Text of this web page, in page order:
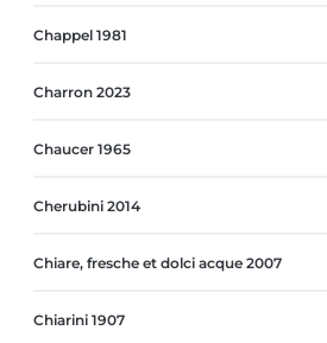
Chappel 1981
Charron 2023
Chaucer 1965
Cherubini 2014
Chiare, fresche et dolci acque 2007
Chiarini 1907